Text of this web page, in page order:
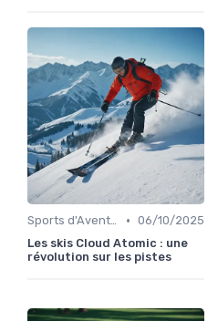
Sports d'Aventure et de Plein Air • 06/10/2025
Les skis Cloud Atomic : une
révolution sur les pistes